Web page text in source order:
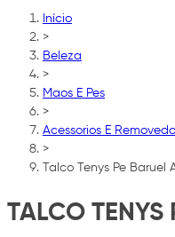
Início
>
Beleza
>
Maos E Pes
>
Acessorios E
>
Talco Tenys Pe Baruel
TALCO TENYS